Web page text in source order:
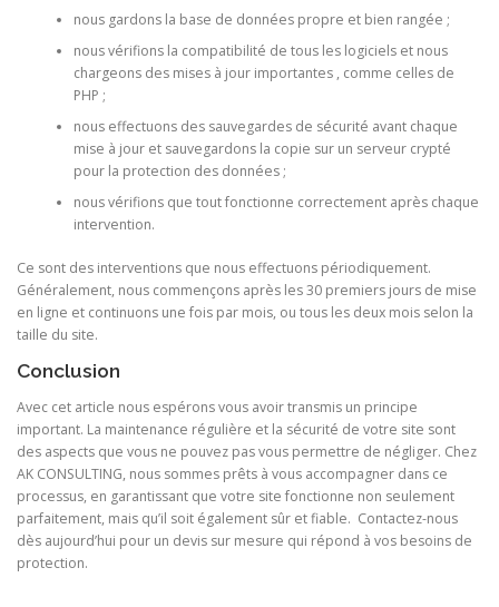
nous gardons la base de données propre et bien rangée ;
nous vérifions la compatibilité de tous les logiciels et nous
chargeons des mises à jour importantes , comme celles de
PHP ;
nous effectuons des sauvegardes de sécurité avant chaque
mise à jour et sauvegardons la copie sur un serveur crypté
pour la protection des données ;
nous vérifions que tout fonctionne correctement après chaque
intervention.
Ce sont des interventions que nous effectuons périodiquement.
Généralement, nous commençons après les 30 premiers jours de mise
en ligne et continuons une fois par mois, ou tous les deux mois selon la
taille du site.
Conclusion
Avec cet article nous espérons vous avoir transmis un principe
important. La maintenance régulière et la sécurité de votre site sont
des aspects que vous ne pouvez pas vous permettre de négliger. Chez
AK CONSULTING, nous sommes prêts à vous accompagner dans ce
processus, en garantissant que votre site fonctionne non seulement
parfaitement, mais qu’il soit également sûr et fiable. Contactez-nous
dès aujourd’hui pour un devis sur mesure qui répond à vos besoins de
protection.